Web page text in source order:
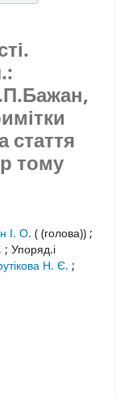
стаття
тому
І. О. ( (голова));
; Упоряд.і
Н. Є. ;